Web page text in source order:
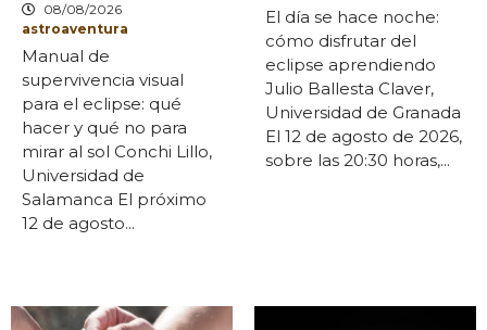
08/08/2026
astroaventura
Manual de
supervivencia visual
para el eclipse: qué
hacer y qué no para
mirar al sol Conchi Lillo,
Universidad de
Salamanca El próximo
12 de agosto...
El día se hace noche:
cómo disfrutar del
eclipse aprendiendo
Julio Ballesta Claver,
Universidad de Granada
El 12 de agosto de 2026,
sobre las 20:30 horas,...